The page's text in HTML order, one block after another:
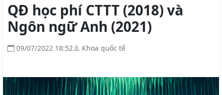
QĐ học phí CTTT (2018) và
Ngôn ngữ Anh (2021)
09/07/2022 18:52 Khoa quốc tế